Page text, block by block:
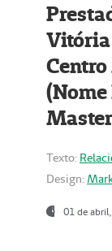
Vitória
Texto:
Design:
01 de